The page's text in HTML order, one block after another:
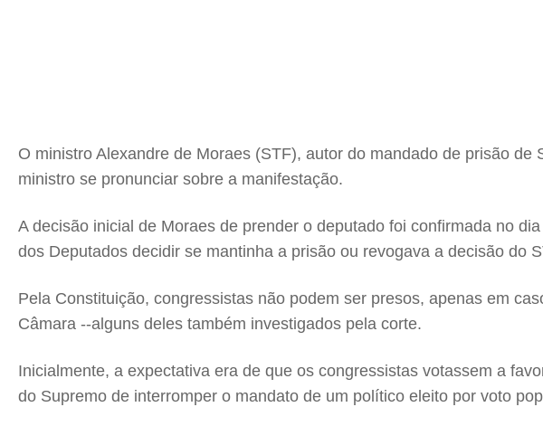
O ministro Alexandre de Moraes (STF), autor do mandado de prisão
ministro se pronunciar sobre a manifestação.
A decisão inicial de Moraes de prender o deputado foi confirmada no
dos Deputados decidir se mantinha a prisão ou revogava a decisão do
Pela Constituição, congressistas não podem ser presos, apenas em
Câmara --alguns deles também investigados pela corte.
Inicialmente, a expectativa era de que os congressistas votassem a
do Supremo de interromper o mandato de um político eleito por voto